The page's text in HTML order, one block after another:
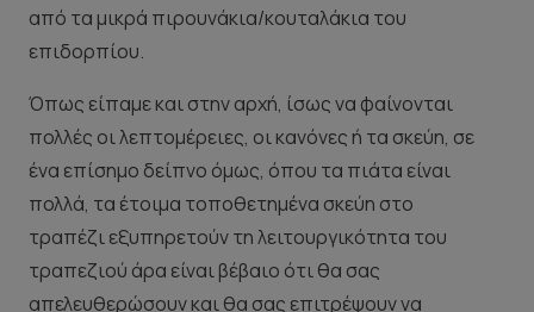
από τα μικρά πιρουνάκια/κουταλάκια του
επιδορπίου.
Όπως είπαμε και στην αρχή, ίσως να φαίνονται
πολλές οι λεπτομέρειες, οι κανόνες ή τα σκεύη, σε
ένα επίσημο δείπνο όμως, όπου τα πιάτα είναι
πολλά, τα έτοιμα τοποθετημένα σκεύη στο
τραπέζι εξυπηρετούν τη λειτουργικότητα του
τραπεζιού άρα είναι βέβαιο ότι θα σας
απελευθερώσουν και θα σας επιτρέψουν να